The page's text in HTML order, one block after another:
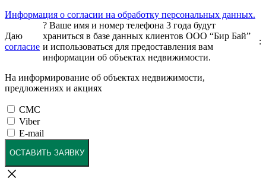
Информация о согласии на обработку персональных данных.
Даю
согласие
? Ваше имя и номер телефона 3 года будут
храниться в базе данных клиентов ООО “Бир Бай”
и использоваться для предоставления вам
информации об объектах недвижимости.
:
На информирование об объектах недвижимости,
предложениях и акциях
СМС
Viber
E-mail
ОСТАВИТЬ ЗАЯВКУ